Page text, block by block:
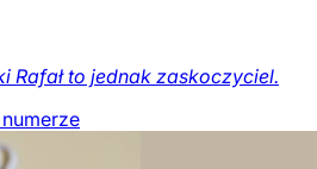
Rafał to jednak zaskoczyciel.